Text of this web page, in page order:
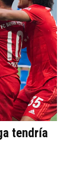
tendría